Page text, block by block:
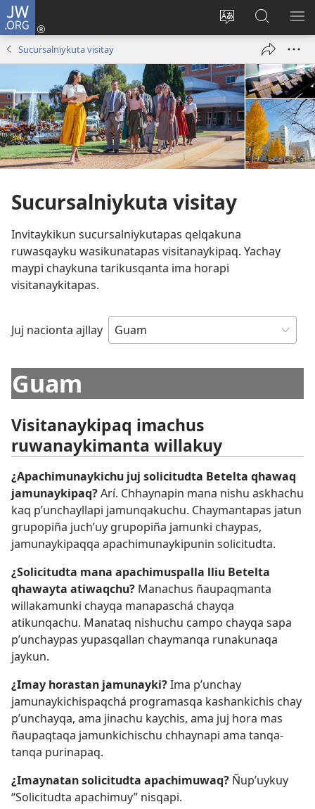
JW.ORG
Direccionpi
Sutiykiwan
jaykuy
nueva
ventana)
JW.ORG
nisqapi
maskhay
Sucursalniykuta visitay
Sucursalniykuta visitay
Invitaykikun sucursalniykutapas qelqakuna
ruwasqayku wasikunatapas visitanaykipaq. Yachay
maypi chaykuna tarikusqanta ima horapi
visitanaykitapas.
Juj nacionta ajllay
Guam
Visitanaykipaq imachus
ruwanaykimanta willakuy
¿Apachimunaykichu juj solicitudta Betelta qhawaq
jamunaykipaq?Arí. Chhaynapin mana nishu askhachu
kaq p’unchayllapi jamunqakuchu. Chaymantapas jatun
grupopiña juch’uy grupopiña jamunki chaypas,
jamunaykipaqqa apachimunaykipunin solicitudta.
¿Solicitudta mana apachimuspalla lliu Betelta
qhawayta atiwaqchu? Manachus ñaupaqmanta
willakamunki chayqa manapaschá chayqa
atikunqachu. Manataq nishuchu campo chayqa sapa
p’unchaypas yupasqallan chaymanqa runakunaqa
jaykun.
¿Imay horastan jamunayki?Ima p’unchay
jamunaykichispaqchá programasqa kashankichis chay
p’unchayqa, ama jinachu kaychis, ama juj hora mas
ñaupaqtaqa jamunkichischu chhaynapi ama tanqa-
tanqa purinapaq.
¿Imaynatan solicitudta apachimuwaq? Ñup’uykuy
“Solicitudta apachimuy” nisqapi.